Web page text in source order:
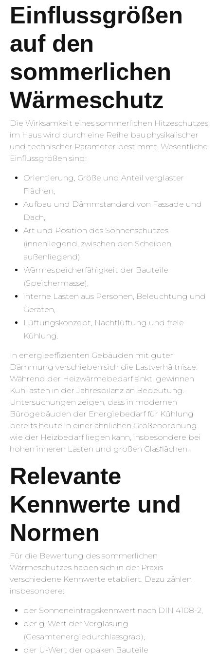
Einflussgrößen
auf den
sommerlichen
Wärmeschutz
Die Wirksamkeit eines sommerlichen Hitzeschutzes
im Haus wird durch eine Reihe bauphysikalischer
und technischer Parameter bestimmt. Wesentliche
Einflussgrößen sind:
Orientierung, Größe und Anteil verglaster
Flächen,
Aufbau und Dämmstandard von Fassade und
Dach,
Art und Position des Sonnenschutzes
(innenliegend, zwischen den Scheiben,
außenliegend),
Wärmespeicherfähigkeit der Bauteile
(Speichermasse),
interne Lasten aus Personen, Beleuchtung und
Geräten,
Lüftungskonzept, Nachtlüftung und freie
Kühlung.
In energieeffizienten Gebäuden mit guter
Dämmung verschieben sich die Lastverhältnisse:
Während der Heizwärmebedarf sinkt, gewinnen
Kühllasten in der Jahresbilanz an Bedeutung.
Untersuchungen zeigen, dass in modernen
Bürogebäuden der Energiebedarf für Kühlung
bereits heute in einer ähnlichen Größenordnung
wie der Heizbedarf liegen kann, insbesondere bei
hohen inneren Lasten und großen Glasflächen.
Relevante
Kennwerte und
Normen
Für die Bewertung des sommerlichen
Wärmeschutzes haben sich in der Praxis
verschiedene Kennwerte etabliert. Dazu zählen
insbesondere:
der Sonneneintragskennwert nach DIN 4108-2,
der g-Wert der Verglasung
(Gesamtenergiedurchlassgrad),
der U-Wert der opaken Bauteile